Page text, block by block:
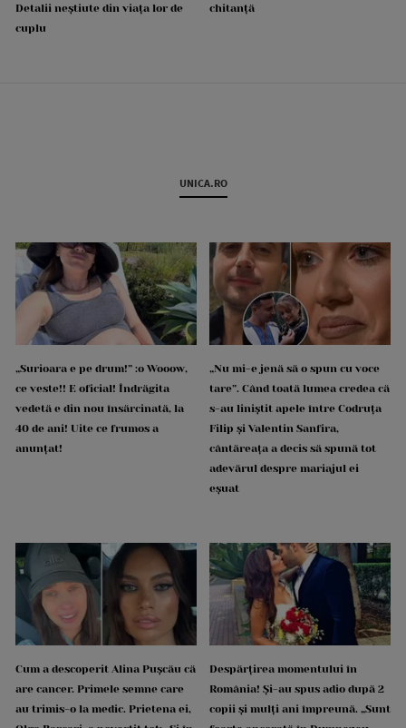
Detalii neștiute din viața lor de
cuplu
chitanță
UNICA.RO
„Surioara e pe drum!” :o Wooow,
ce veste!! E oficial! Îndrăgita
vedetă e din nou însărcinată, la
40 de ani! Uite ce frumos a
anunțat!
„Nu mi-e jenă să o spun cu voce
tare”. Când toată lumea credea că
s-au liniștit apele între Codruța
Filip și Valentin Sanfira,
cântăreața a decis să spună tot
adevărul despre mariajul ei
eșuat
Cum a descoperit Alina Pușcău că
are cancer. Primele semne care
au trimis-o la medic. Prietena ei,
Despărțirea momentului în
România! Și-au spus adio după 2
copii și mulți ani împreună. „Sunt